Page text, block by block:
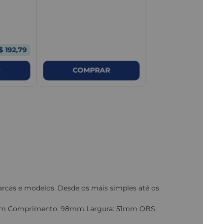
192,79
COMPRAR
e modelos. Desde os mais simples até os
Comprimento: 98mm Largura: 51mm OBS: